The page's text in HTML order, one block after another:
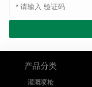
产品分类
灌溉喷枪